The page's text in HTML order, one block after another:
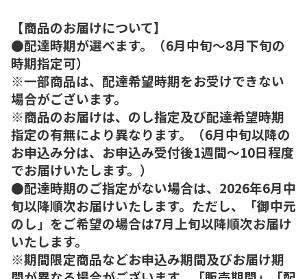
【商品のお届けについて】
●配達時期が選べます。（6月中旬～8月下旬の
時期指定可）
※一部商品は、配達希望時期をお受けできない
場合がございます。
※商品のお届けは、のし指定及び配達希望時期
指定の有無により異なります。（6月中旬以降の
お申込み分は、お申込み受付後1週間～10日程度
でお届けいたします。）
●配達時期のご指定がない場合は、2026年6月中
旬以降順次お届けいたします。ただし、「御中元
のし」をご希望の場合は7月上旬以降順次お届け
いたします。
※期間限定商品などお申込み期間及びお届け期